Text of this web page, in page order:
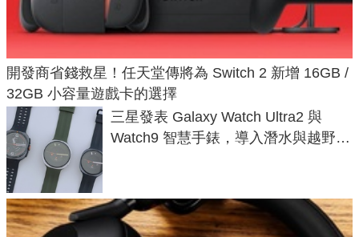
開發商省錢救星！任天堂傳將為 Switch 2 新增 16GB /
32GB 小容量遊戲卡的選擇
三星發表 Galaxy Watch Ultra2 與
Watch9 智慧手錶，導入潛水與越野跑